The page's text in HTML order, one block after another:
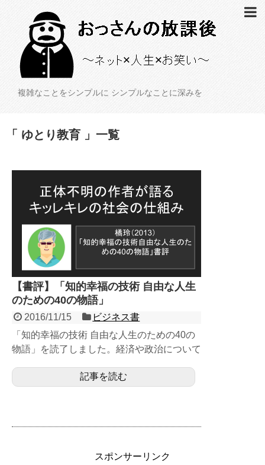
複雑なことをシンプルに シンプルなことに深みを
「 ゆとり教育 」一覧
【書評】「知的幸福の技術 自由な人生
のための40の物語」
2016/11/15
ビジネス書
「知的幸福の技術 自由な人生のための40の
物語」を読了しました。経済や政治について
本です。 私がこ...記事を読む
スポンサーリンク